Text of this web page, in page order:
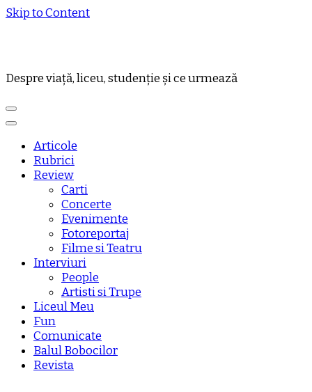
Skip to Content
Despre viață, liceu, studenție și ce urmează
Articole
Rubrici
Review
Carti
Concerte
Evenimente
Fotoreportaj
Filme si Teatru
Interviuri
People
Artisti si Trupe
Liceul Meu
Fun
Comunicate
Balul Bobocilor
Revista